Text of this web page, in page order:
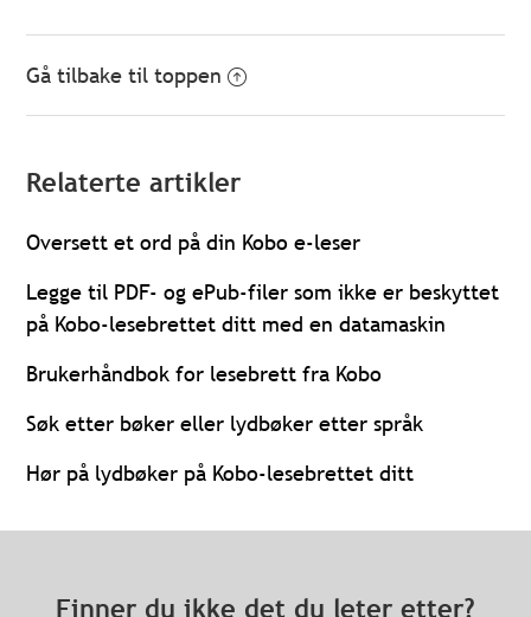
Gå tilbake til toppen
Relaterte artikler
Oversett et ord på din Kobo e-leser
Legge til PDF- og ePub-filer som ikke er beskyttet
på Kobo-lesebrettet ditt med en datamaskin
Brukerhåndbok for lesebrett fra Kobo
Søk etter bøker eller lydbøker etter språk
Hør på lydbøker på Kobo-lesebrettet ditt
Finner du ikke det du leter etter?